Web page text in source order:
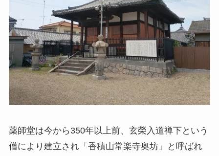
薬師堂は今から350年以上前、玄榮入道禅下という
僧により建立され「香積山常楽寺奥坊」と呼ばれ